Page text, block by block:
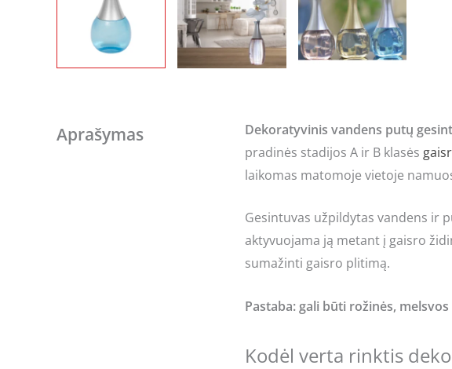
Aprašymas Dekoratyvinis vandens putų
pradinės stadijos A ir B klasės
laikomas matomoje vietoje
Gesintuvas užpildytas vandens ir
aktyvuojama ją metant į gaisro
sumažinti gaisro plitimą.
Pastaba: gali būti rožinės,
Kodėl verta rinktis